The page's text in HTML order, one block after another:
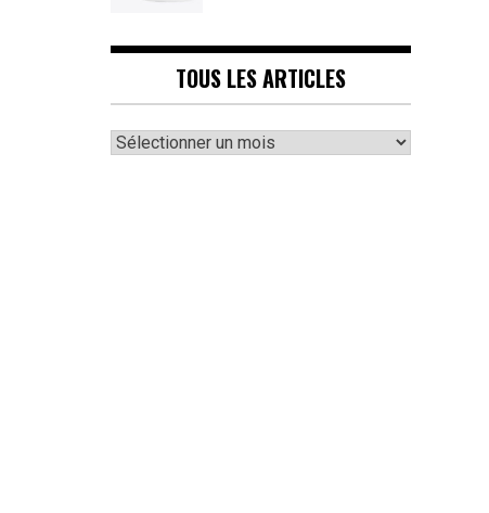
TOUS LES ARTICLES
Tous